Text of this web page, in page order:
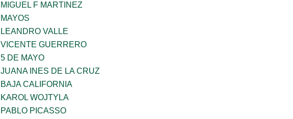
MIGUEL F MARTINEZ
MAYOS
LEANDRO VALLE
VICENTE GUERRERO
5 DE MAYO
JUANA INES DE LA CRUZ
BAJA CALIFORNIA
KAROL WOJTYLA
PABLO PICASSO